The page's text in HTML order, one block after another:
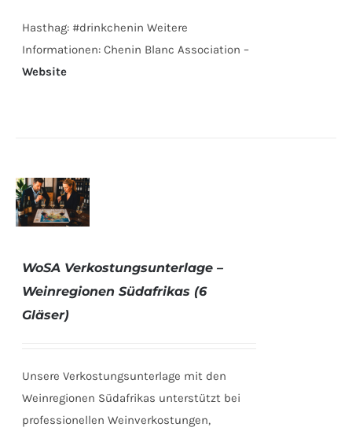
Hasthag: #drinkchenin Weitere
Informationen: Chenin Blanc Association –
Website
WoSA Verkostungsunterlage –
Weinregionen Südafrikas (6
Gläser)
Unsere Verkostungsunterlage mit den
Weinregionen Südafrikas unterstützt bei
professionellen Weinverkostungen,